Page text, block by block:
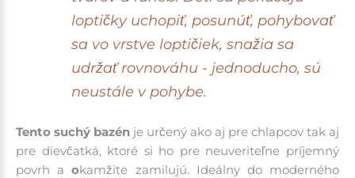
loptičky uchopiť, posunúť, pohybovať
sa vo vrstve loptičiek, snažia sa
udržať rovnováhu - jednoducho, sú
neustále v pohybe.
Tento suchý bazén je určený ako aj pre chlapcov tak aj
pre dievčatká, ktoré si ho pre neuveriteľne príjemný
povrh a okamžite zamilujú. Ideálny do moderného